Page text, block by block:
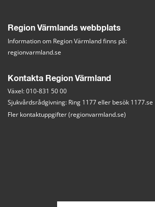
Region Värmlands webbplats
Information om Region Värmland finns på:
regionvarmland.se
Kontakta Region Värmland
Växel: 010-831 50 00
Sjukvårdsrådgivning: Ring 1177 eller besök 1177.se
Fler kontaktuppgifter (regionvarmland.se)